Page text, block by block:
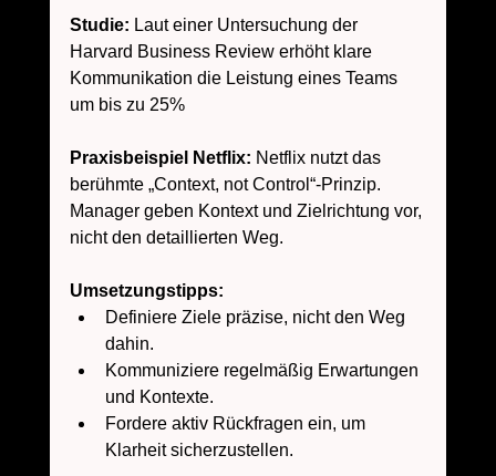
Studie: Laut einer Untersuchung der
Harvard Business Review erhöht klare
Kommunikation die Leistung eines Teams
um bis zu 25%
Praxisbeispiel Netflix: Netflix nutzt das
berühmte „Context, not Control“-Prinzip.
Manager geben Kontext und Zielrichtung vor,
nicht den detaillierten Weg.
Umsetzungstipps:
Definiere Ziele präzise, nicht den Weg
dahin.
Kommuniziere regelmäßig Erwartungen
und Kontexte.
Fordere aktiv Rückfragen ein, um
Klarheit sicherzustellen.